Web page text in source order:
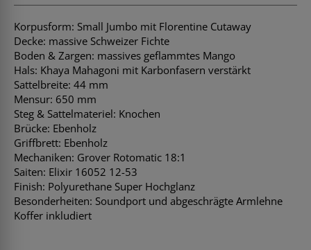
Korpusform: Small Jumbo mit Florentine Cutaway
Decke: massive Schweizer Fichte
Boden & Zargen: massives geflammtes Mango
Hals: Khaya Mahagoni mit Karbonfasern verstärkt
Sattelbreite: 44 mm
Mensur: 650 mm
Steg & Sattelmateriel: Knochen
Brücke: Ebenholz
Griffbrett: Ebenholz
Mechaniken: Grover Rotomatic 18:1
Saiten: Elixir 16052 12-53
Finish: Polyurethane Super Hochglanz
Besonderheiten: Soundport und abgeschrägte Armlehne
Koffer inkludiert